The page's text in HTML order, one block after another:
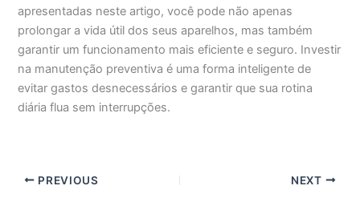
apresentadas neste artigo, você pode não apenas
prolongar a vida útil dos seus aparelhos, mas também
garantir um funcionamento mais eficiente e seguro. Investir
na manutenção preventiva é uma forma inteligente de
evitar gastos desnecessários e garantir que sua rotina
diária flua sem interrupções.
PREVIOUS NEXT